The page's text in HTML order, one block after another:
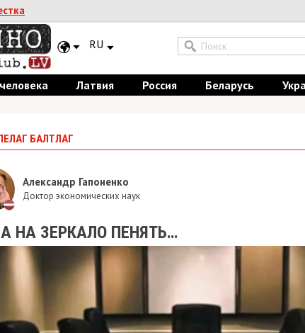
RU
Латвия Россия Беларусь
БАЛТЛАГ
Александр Гапоненко
Доктор экономических наук
НА ЗЕРКАЛО ПЕНЯТЬ…